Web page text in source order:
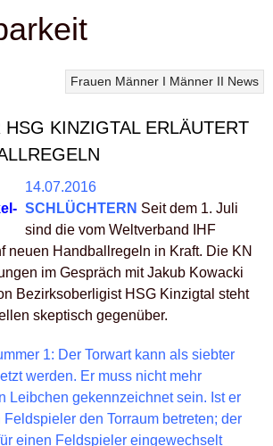
Frauen Männer I Männer II News
KINZIGTAL ERLÄUTERT
14.07.2016
SCHLÜCHTERN Seit dem 1. Juli
sind die vom Weltverband IHF
neuen Handballregeln in Kraft. Die KN
im Gespräch mit Jakub Kowacki
Bezirksoberligist HSG Kinzigtal steht
skeptisch gegenüber.
1: Der Torwart kann als siebter
werden. Er muss nicht mehr
Leibchen gekennzeichnet sein. Ist er
den Torraum betreten; der
einen Feldspieler eingewechselt